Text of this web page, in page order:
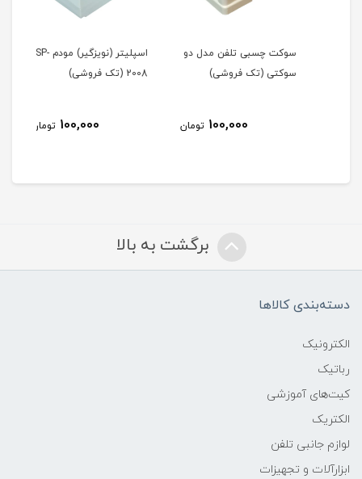
سوکت چسبی تلفن مدل دو
سوکتی (تک فروشی)
100,000 تومان
اسپلیتر (نویزگیر) مودم SP-
2008 (تک فروشی)
100,000 تومان
برگشت به بالا
دسته‌بندی کالاها
الکترونیک
رباتیک
کیت‌های آموزشی
الکتریک
لوازم جانبی تلفن
ابزارآلات و تجهیزات